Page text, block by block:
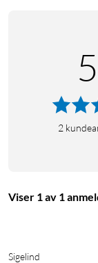
5
2
Viser 1 av 1
Sigelind